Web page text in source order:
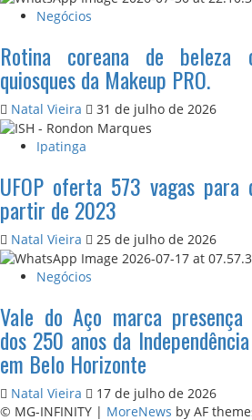
Negócios
Rotina coreana de
quiosques da Makeup PRO.
Natal Vieira 31 de julho de 2026
Ipatinga
UFOP oferta 573 vagas
partir de 2023
Natal Vieira 25 de julho de 2026
Negócios
Vale do Aço marca presença
dos 250 anos da
em Belo Horizonte
Natal Vieira
17 de julho de 2026
© MG-INFINITY | MoreNews by AF